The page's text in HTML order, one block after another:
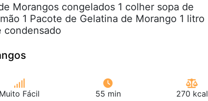
Morangos congelados 1 colher sopa de
1 Pacote de Gelatina de Morango 1 litro
condensado
Muito Fácil 55 min 270 kcal